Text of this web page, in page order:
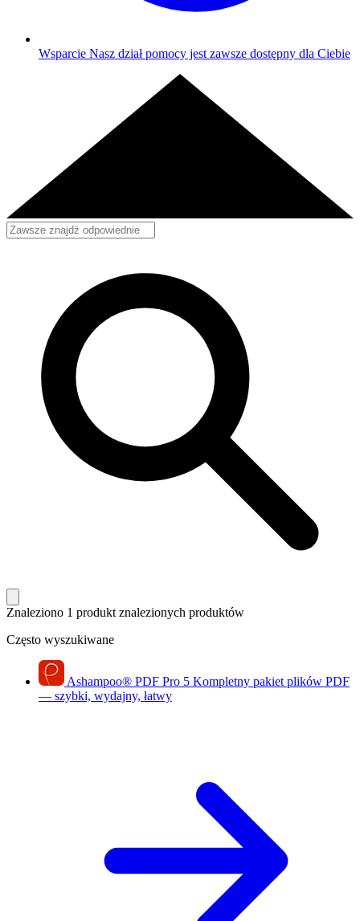
Wsparcie Nasz dział pomocy jest zawsze dostępny dla Ciebie
Znaleziono 1 produkt znalezionych produktów
Często wyszukiwane
Ashampoo® PDF Pro 5 Kompletny pakiet plików PDF
— szybki, wydajny, łatwy